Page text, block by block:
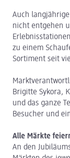
Auch
nicht entgehen
zu einem
Sortiment seit
Brigitte Sykora,
und das ganze
Besucher und
Alle Märkte
An den